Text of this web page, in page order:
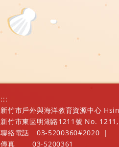
:::
新竹市戶外與海洋教育資源中心
新竹市東區明湖路1211號 No.
聯絡電話
03-5200360#2020
|
傳真
03-5200361